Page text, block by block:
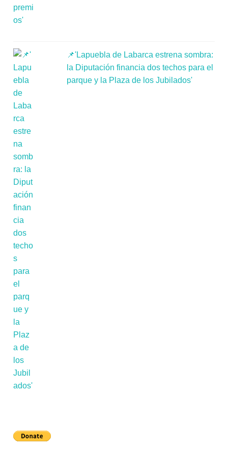
📌'Lapuebla de Labarca estrena sombra:
la Diputación financia dos techos para el
parque y la Plaza de los Jubilados'